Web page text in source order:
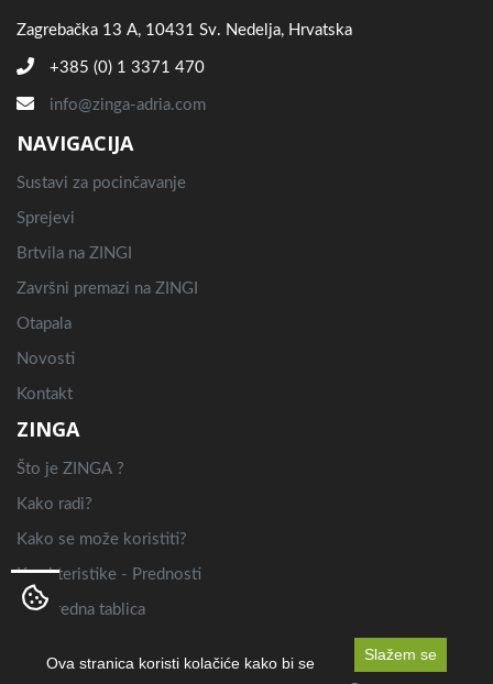
Zagrebačka 13 A, 10431 Sv. Nedelja, Hrvatska
+385 (0) 1 3371 470
info@zinga-adria.com
NAVIGACIJA
Sustavi za pocinčavanje
Sprejevi
Brtvila na ZINGI
Završni premazi na ZINGI
Otapala
Novosti
Kontakt
ZINGA
Što je ZINGA ?
Kako radi?
Kako se može koristiti?
Karakteristike - Prednosti
Usporedna tablica
Ova stranica koristi kolačiće kako bi se Slažem se